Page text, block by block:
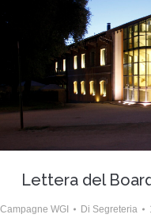
Lettera del
Campagne WGI Di Segreteria